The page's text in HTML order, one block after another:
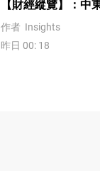
【財經縱覽】：中
WTI原油漲超4%，
美元反彈，道指終
作者 Insights
昨日 00: 18